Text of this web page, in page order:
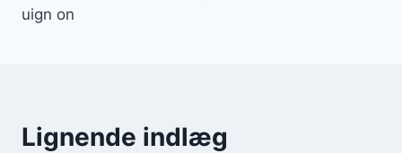
uign on
Lignende indlæg